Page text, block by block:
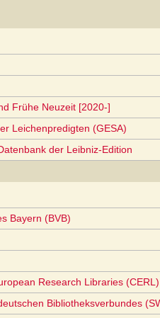
Frühe Neuzeit [2020-]
Leichenpredigten (GESA)
der Leibniz-Edition
Bayern (BVB)
Research Libraries (CERL)
Bibliotheksverbundes